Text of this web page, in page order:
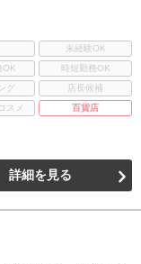
未経験OK
OK
時短勤務OK
グ
店長候補
スメ 百貨店
詳細を見る